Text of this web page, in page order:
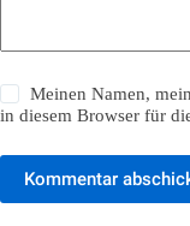
Meinen Namen,
in diesem Browser für
Kommentar